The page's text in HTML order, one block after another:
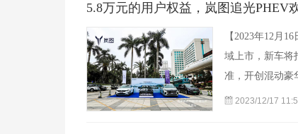
5.8万元的用户权益，岚图追光PHEV
【2023年12月
域上市，新车将
准，开创混动豪
2023/12/17